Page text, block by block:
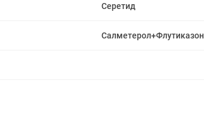
Серетид
Салметерол+Флутиказон